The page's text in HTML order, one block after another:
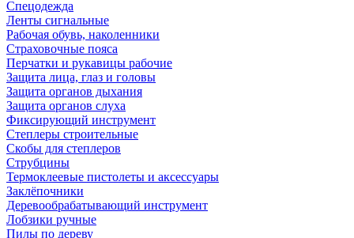
Спецодежда
Ленты сигнальные
Рабочая обувь, наколенники
Страховочные пояса
Перчатки и рукавицы рабочие
Защита лица, глаз и головы
Защита органов дыхания
Защита органов слуха
Фиксирующий инструмент
Степлеры строительные
Скобы для степлеров
Струбцины
Термоклеевые пистолеты и аксессуары
Заклёпочники
Деревообрабатывающий инструмент
Лобзики ручные
Пилы по дереву